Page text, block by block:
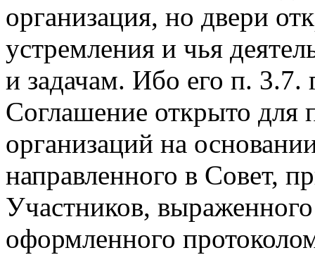
организация, но двери
устремления и чья
и задачам. Ибо его п. 3.7.
Соглашение открыто для
организаций на
направленного в Совет,
Участников,
оформленного